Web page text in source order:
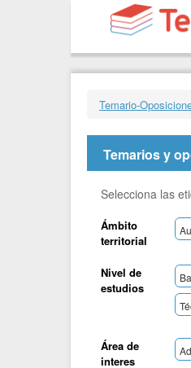
Temario-
Temarios y
Selecciona las
Ámbito
territorial
Nivel de
estudios
Área de
interes